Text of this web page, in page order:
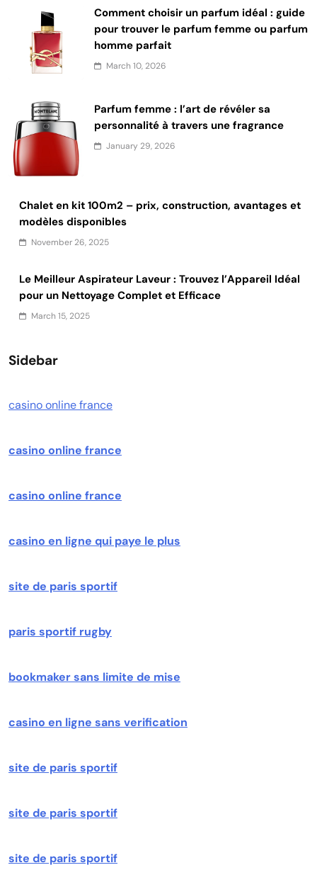
Comment choisir un parfum idéal : guide
pour trouver le parfum femme ou parfum
homme parfait
March 10, 2026
Parfum femme : l’art de révéler sa
personnalité à travers une fragrance
January 29, 2026
Chalet en kit 100m2 – prix, construction, avantages et
modèles disponibles
November 26, 2025
Le Meilleur Aspirateur Laveur : Trouvez l’Appareil Idéal
pour un Nettoyage Complet et Efficace
March 15, 2025
Sidebar
casino online france
casino online france
casino online france
casino en ligne qui paye le plus
site de paris sportif
paris sportif rugby
bookmaker sans limite de mise
casino en ligne sans verification
site de paris sportif
site de paris sportif
site de paris sportif